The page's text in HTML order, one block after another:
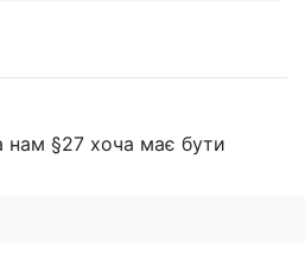
нам §27 хоча має бути